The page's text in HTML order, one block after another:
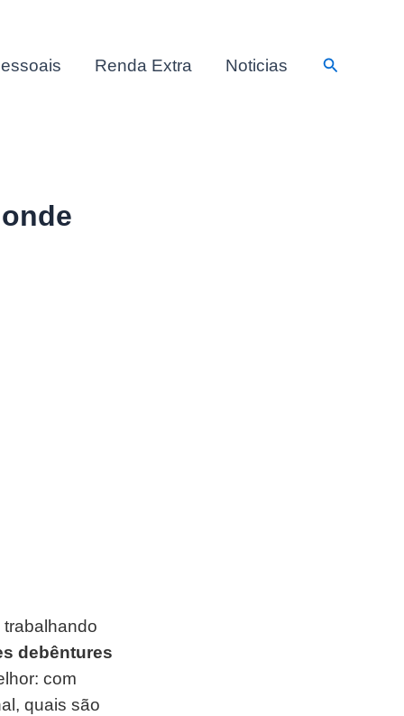
Renda Extra Noticias Pesquisar
debêntures
com
quais são